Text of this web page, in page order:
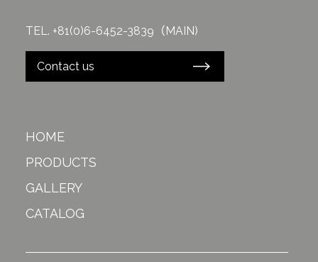
TEL. +81(0)6-6452-3839（MAIN)
Contact us
HOME
PRODUCTS
GALLERY
CATALOG